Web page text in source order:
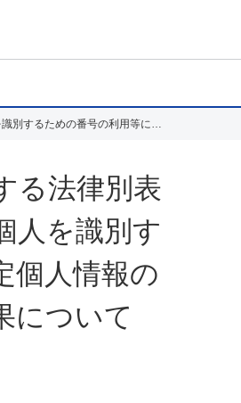
「行政手続における特定の個人を識別するための番号の利用等に関する法律別表の主務省令で定める事務を定める命令及び行政手続における特定の個人を識別するための番号の利用等に関する法律第十九条第八号に基づく利用特定個人情報の提供に関する命令の一部を改正する命令案」に関する意見募集の結果について
る法律別表
人を識別す
個人情報の
について